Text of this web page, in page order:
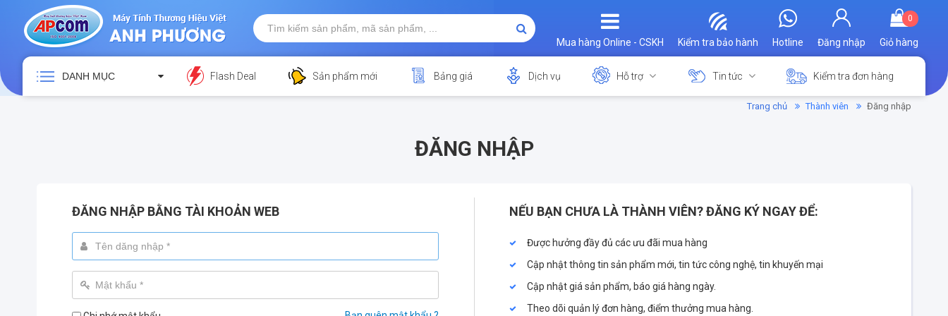
0
Giỏ hàng
Đăng nhập
Hotline
Kiểm tra bảo hành
Mua hàng Online - CSKH
DANH MỤC Flash Deal Sản phẩm mới Bảng giá Dịch vụ Hỗ trợ Tin tức Kiểm tra đơn hàng
Trang chủ Thành viên Đăng nhập
ĐĂNG NHẬP
ĐĂNG NHẬP BẰNG TÀI KHOẢN WEB NẾU BẠN CHƯA LÀ THÀNH VIÊN? ĐĂNG KÝ NGAY ĐỂ:
Được hưởng đầy đủ các ưu đãi mua hàng
Cập nhật thông tin sản phẩm mới, tin tức công nghệ, tin khuyến mại
Cập nhật giá sản phẩm, báo giá hàng ngày.
Theo dõi quản lý đơn hàng, điểm thưởng mua hàng.